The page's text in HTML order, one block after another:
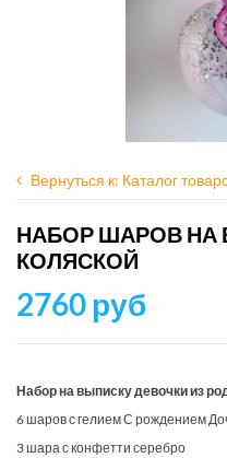
Вернуться к: Каталог
НАБОР ШАРОВ НА
КОЛЯСКОЙ
2760 руб
Набор на выписку девочки из
6 шаров с гелием С рождением
3 шара с конфетти серебро